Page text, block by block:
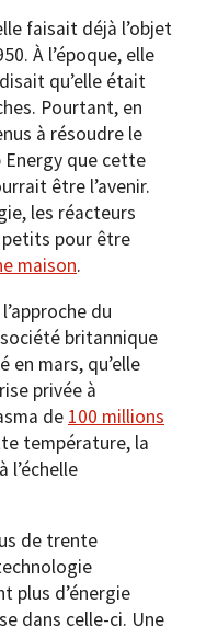
faisait déjà l’objet
À l’époque, elle
qu’elle était
Pourtant, en
à résoudre le
Energy que cette
être l’avenir.
les réacteurs
pour être
maison.
du
britannique
en mars, qu’elle
privée à
de 100 millions
température, la
l’échelle
de trente
plus d’énergie
dans celle-ci. Une